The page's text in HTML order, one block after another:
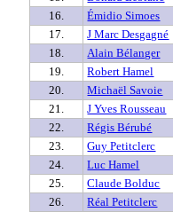
16.
Émidio Simoes
17.
J Marc Desgagné
18.
Alain Bélanger
19.
Robert Hamel
20.
Michaël Savoie
21.
J Yves Rousseau
22.
Régis Bérubé
23.
Guy Petitclerc
24.
Luc Hamel
25.
Claude Bolduc
26.
Réal Petitclerc